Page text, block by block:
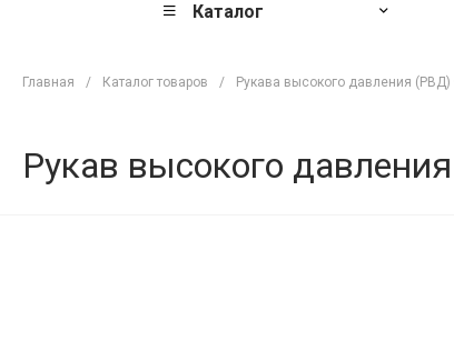
Каталог
Главная / Каталог товаров / Рукава высокого давления (РВД)
Рукав высокого